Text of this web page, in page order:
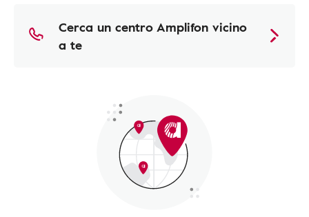
Cerca un centro Amplifon vicino
a te